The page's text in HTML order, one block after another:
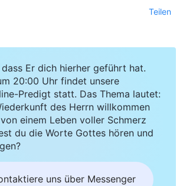
Teilen
Er dich hierher geführt hat.
20:00 Uhr findet unsere
Predigt statt. Das Thema lautet:
des Herrn willkommen
einem Leben voller Schmerz
du die Worte Gottes hören und
uns über Messenger